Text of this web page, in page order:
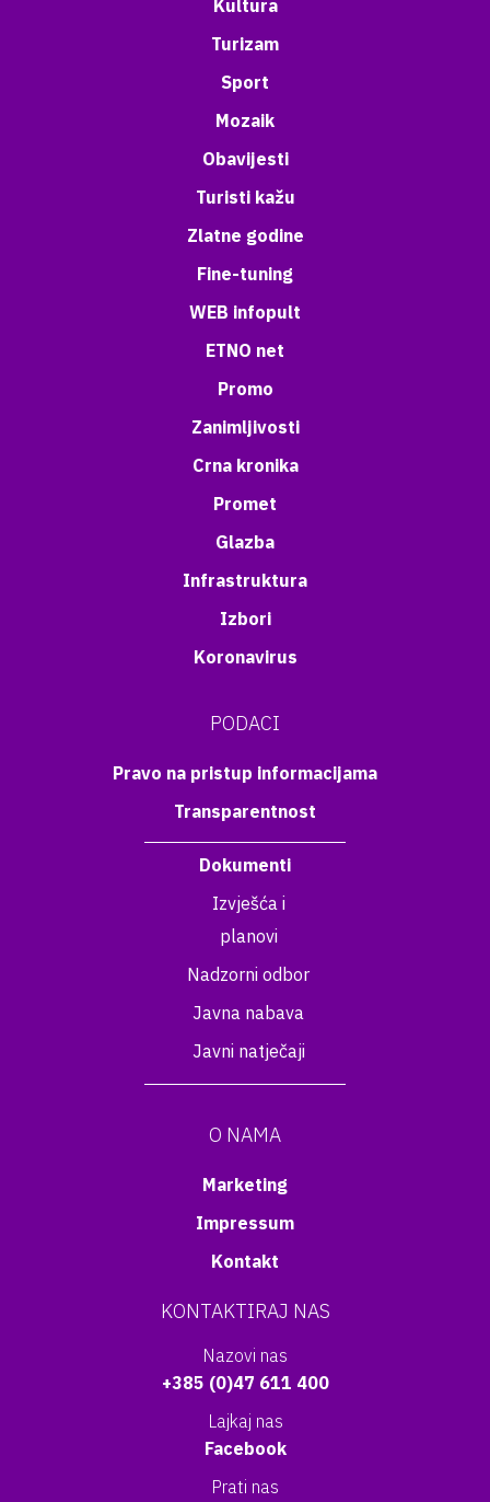
Kultura
Turizam
Sport
Mozaik
Obavijesti
Turisti kažu
Zlatne godine
Fine-tuning
WEB infopult
ETNO net
Promo
Zanimljivosti
Crna kronika
Promet
Glazba
Infrastruktura
Izbori
Koronavirus
PODACI
Pravo na pristup informacijama
Transparentnost
Dokumenti
Izvješća i
planovi
Nadzorni odbor
Javna nabava
Javni natječaji
O NAMA
Marketing
Impressum
Kontakt
KONTAKTIRAJ NAS
Nazovi nas
+385 (0)47 611 400
Lajkaj nas
Facebook
Prati nas